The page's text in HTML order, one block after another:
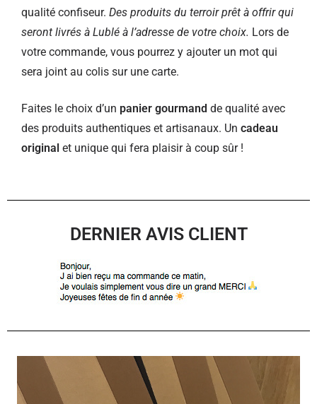
qualité confiseur. Des produits du terroir prêt à offrir qui
seront livrés à Lublé à l’adresse de votre choix. Lors de
votre commande, vous pourrez y ajouter un mot qui
sera joint au colis sur une carte.
Faites le choix d’un panier gourmand de qualité avec
des produits authentiques et artisanaux. Un cadeau
original et unique qui fera plaisir à coup sûr !
DERNIER AVIS CLIENT